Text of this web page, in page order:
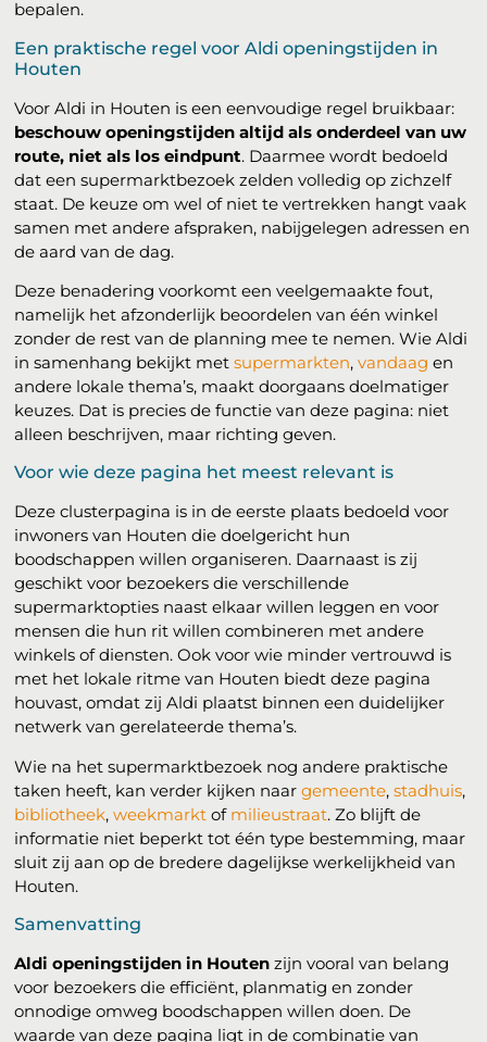
bepalen.
Een praktische regel voor Aldi openingstijden in
Houten
Voor Aldi in Houten is een eenvoudige regel bruikbaar:
beschouw openingstijden altijd als onderdeel van uw
route, niet als los eindpunt. Daarmee wordt bedoeld
dat een supermarktbezoek zelden volledig op zichzelf
staat. De keuze om wel of niet te vertrekken hangt vaak
samen met andere afspraken, nabijgelegen adressen en
de aard van de dag.
Deze benadering voorkomt een veelgemaakte fout,
namelijk het afzonderlijk beoordelen van één winkel
zonder de rest van de planning mee te nemen. Wie Aldi
in samenhang bekijkt metsupermarkten,vandaag en
andere lokale thema’s, maakt doorgaans doelmatiger
keuzes. Dat is precies de functie van deze pagina: niet
alleen beschrijven, maar richting geven.
Voor wie deze pagina het meest relevant is
Deze clusterpagina is in de eerste plaats bedoeld voor
inwoners van Houten die doelgericht hun
boodschappen willen organiseren. Daarnaast is zij
geschikt voor bezoekers die verschillende
supermarktopties naast elkaar willen leggen en voor
mensen die hun rit willen combineren met andere
winkels of diensten. Ook voor wie minder vertrouwd is
met het lokale ritme van Houten biedt deze pagina
houvast, omdat zij Aldi plaatst binnen een duidelijker
netwerk van gerelateerde thema’s.
Wie na het supermarktbezoek nog andere praktische
taken heeft, kan verder kijken naargemeente,stadhuis,
bibliotheek,weekmarkt of milieustraat. Zo blijft de
informatie niet beperkt tot één type bestemming, maar
sluit zij aan op de bredere dagelijkse werkelijkheid van
Houten.
Samenvatting
Aldi openingstijden in Houten zijn vooral van belang
voor bezoekers die efficiënt, planmatig en zonder
onnodige omweg boodschappen willen doen. De
waarde van deze pagina ligt in de combinatie van